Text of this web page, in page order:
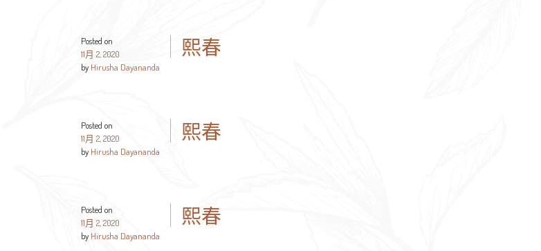
Posted on
11月 2, 2020
by Hirusha Dayananda
熙春
Posted on
11月 2, 2020
by Hirusha Dayananda
熙春
Posted on
11月 2, 2020
by Hirusha Dayananda
熙春